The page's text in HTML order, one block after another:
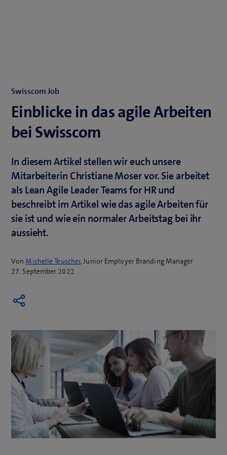
Swisscom Job
Einblicke in das agile Arbeiten
bei Swisscom
In diesem Artikel stellen wir euch unsere
Mitarbeiterin Christiane Moser vor. Sie arbeitet
als Lean Agile Leader Teams for HR und
beschreibt im Artikel wie das agile Arbeiten für
sie ist und wie ein normaler Arbeitstag bei ihr
aussieht.
VonMichelle Teuscher, Junior Employer Branding Manager
27. September 2022